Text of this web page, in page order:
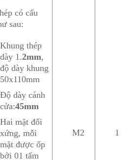
có cấu
sau:
Khung thép
dày 1.2mm,
độ dày khung
50x110mm
Độ dày cánh
cửa:45mm
Hai mặt đối
xứng, mỗi
mặt được ốp
bởi 01 tấm
M2 1